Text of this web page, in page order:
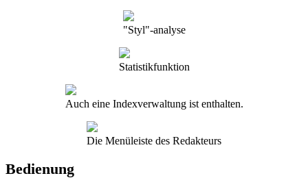
"Styl"-analyse
Statistikfunktion
Auch eine Indexverwaltung ist enthalten.
Die Menüleiste des Redakteurs
Bedienung